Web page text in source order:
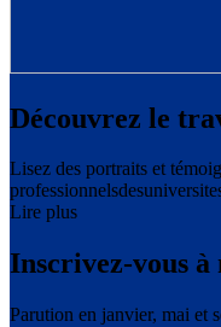
Découvrez le
Lisez des portraits et
Lire plus
Inscrivez-vous
Parution en janvier, mai et